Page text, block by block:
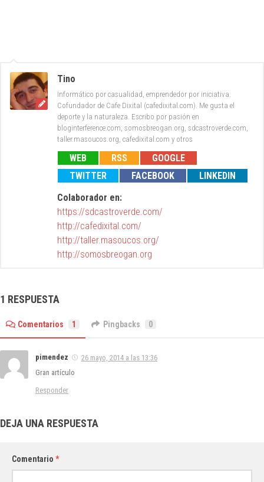
Tino
Informático por casualidad, emprendedor por iniciativa.
Cofundador de Cafe Dixital (cafedixital.com). Me gusta el
deporte y la naturaleza. Escribo por pasión en
bloginterference.com, somosbreogan.org, sdcastroverde.com,
taller.masoucos.org, cafedixital.com y otros
WEB RSS
GOOGLE
TWITTER
FACEBOOK
LINKEDIN
Colaborador en:
https://sdcastroverde.com/
http://cafedixital.com/
http://taller.masoucos.org/
http://somosbreogan.org
1 RESPUESTA
Comentarios 1 Pingbacks 0
pimendez
26 mayo, 2014 a las 13:36
Gran artículo
Responder
DEJA UNA RESPUESTA
Comentario *